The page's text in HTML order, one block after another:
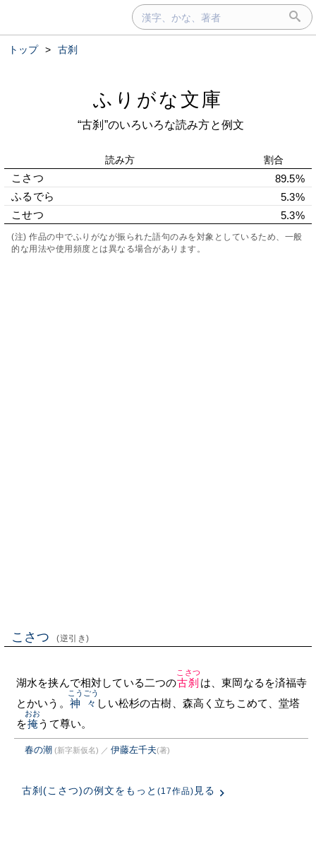
トップ > 古刹
ふりがな文庫
“古刹”のいろいろな読み方と例文
読み方 割合
こさつ
89.5%
ふるでら
5.3%
こせつ
5.3%
(注) 作品の中でふりがなが振られた語句のみを対象としているため、一般
的な用法や使用頻度とは異なる場合があります。
こさつ (逆引き)
湖水を挟んで相対している二つの古刹
こさつ
は、東岡なるを済福寺
とかいう。 神々
こうごう
しい松杉の古樹、森高く立ちこめて、堂塔
を掩
おお
うて尊い。
春の潮 (新字新仮名) ／ 伊藤左千夫(著)
古刹(こさつ)の例文をもっと (17作品) 見る